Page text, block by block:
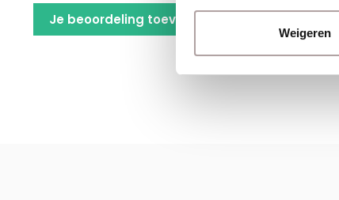
Weigeren
Je beoordeling toevoegen